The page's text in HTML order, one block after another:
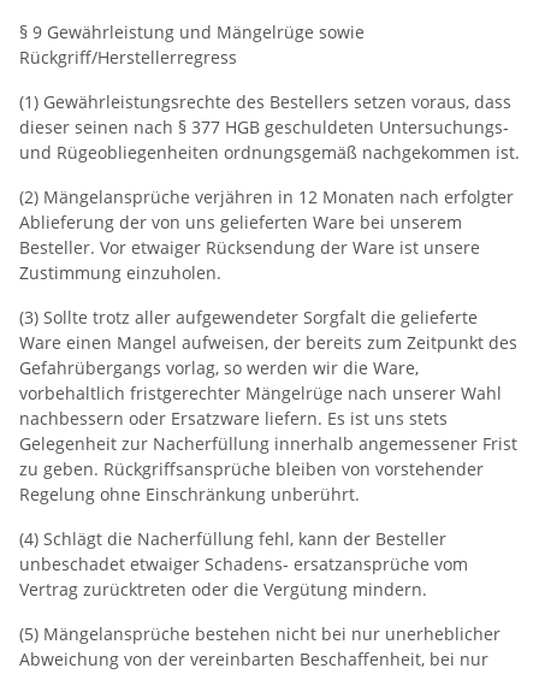
§ 9 Gewährleistung und Mängelrüge sowie
Rückgriff/Herstellerregress
(1) Gewährleistungsrechte des Bestellers setzen voraus, dass
dieser seinen nach § 377 HGB geschuldeten Untersuchungs‐
und Rügeobliegenheiten ordnungsgemäß nachgekommen ist.
(2) Mängelansprüche verjähren in 12 Monaten nach erfolgter
Ablieferung der von uns gelieferten Ware bei unserem
Besteller. Vor etwaiger Rücksendung der Ware ist unsere
Zustimmung einzuholen.
(3) Sollte trotz aller aufgewendeter Sorgfalt die gelieferte
Ware einen Mangel aufweisen, der bereits zum Zeitpunkt des
Gefahrübergangs vorlag, so werden wir die Ware,
vorbehaltlich fristgerechter Mängelrüge nach unserer Wahl
nachbessern oder Ersatzware liefern. Es ist uns stets
Gelegenheit zur Nacherfüllung innerhalb angemessener Frist
zu geben. Rückgriffsansprüche bleiben von vorstehender
Regelung ohne Einschränkung unberührt.
(4) Schlägt die Nacherfüllung fehl, kann der Besteller
unbeschadet etwaiger Schadens‐ ersatzansprüche vom
Vertrag zurücktreten oder die Vergütung mindern.
(5) Mängelansprüche bestehen nicht bei nur unerheblicher
Abweichung von der vereinbarten Beschaffenheit, bei nur